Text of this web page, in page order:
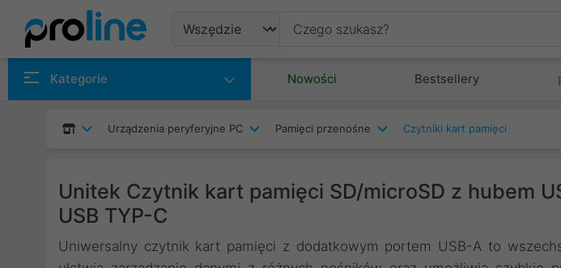
Kategorie Nowości Bestsellery
Urządzenia peryferyjne PC Pamięci przenośne Czytniki kart pamięci
Unitek Czytnik kart pamięci SD/microSD z hubem
USB TYP-C
Uniwersalny czytnik kart pamięci z dodatkowym portem USB-A to